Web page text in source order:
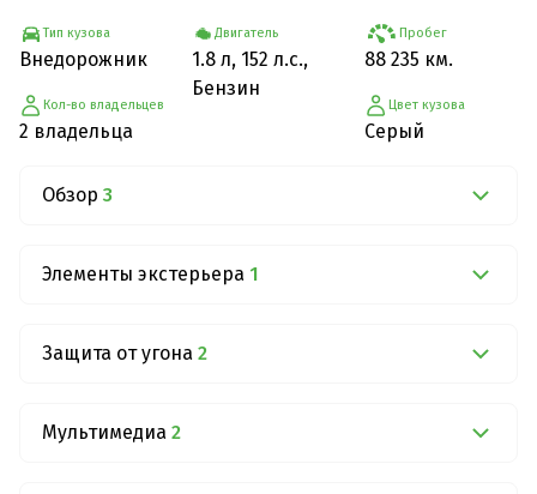
Тип кузова
Внедорожник
Кол-во владельцев
2 владельца
Двигатель
1.8 л, 152 л.с.,
Бензин
Пробег
88 235 км.
Цвет кузова
Серый
Обзор 3
Элементы экстерьера 1
Защита от угона 2
Мультимедиа 2